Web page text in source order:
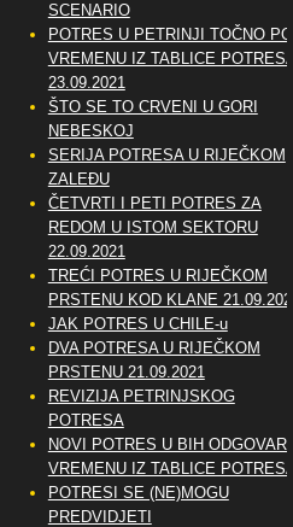
SCENARIO
POTRES U PETRINJI TOČNO PO
VREMENU IZ TABLICE POTRESA
23.09.2021
ŠTO SE TO CRVENI U GORI
NEBESKOJ
SERIJA POTRESA U RIJEČKOM
ZALEĐU
ČETVRTI I PETI POTRES ZA
REDOM U ISTOM SEKTORU
22.09.2021
TREĆI POTRES U RIJEČKOM
PRSTENU KOD KLANE 21.09.2021
JAK POTRES U CHILE-u
DVA POTRESA U RIJEČKOM
PRSTENU 21.09.2021
REVIZIJA PETRINJSKOG
POTRESA
NOVI POTRES U BIH ODGOVARA
VREMENU IZ TABLICE POTRESA
POTRESI SE (NE)MOGU
PREDVIDJETI